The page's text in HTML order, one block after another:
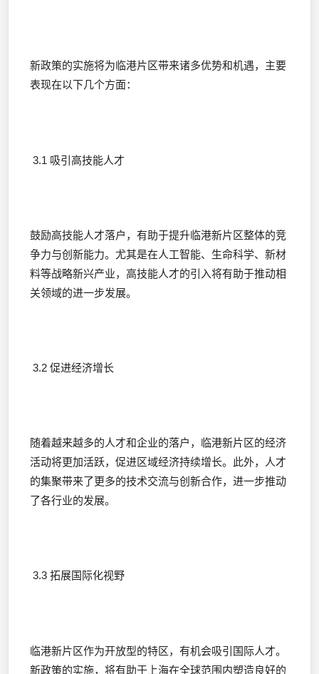
新政策的实施将为临港片区带来诸多优势和机遇，主要
表现在以下几个方面：
3.1 吸引高技能人才
鼓励高技能人才落户，有助于提升临港新片区整体的竞
争力与创新能力。尤其是在人工智能、生命科学、新材
料等战略新兴产业，高技能人才的引入将有助于推动相
关领域的进一步发展。
3.2 促进经济增长
随着越来越多的人才和企业的落户，临港新片区的经济
活动将更加活跃，促进区域经济持续增长。此外，人才
的集聚带来了更多的技术交流与创新合作，进一步推动
了各行业的发展。
3.3 拓展国际化视野
临港新片区作为开放型的特区，有机会吸引国际人才。
新政策的实施，将有助于上海在全球范围内塑造良好的